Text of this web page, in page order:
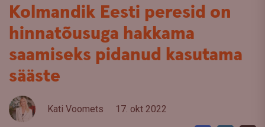
Kolmandik Eesti peresid on
hinnatõusuga hakkama
saamiseks pidanud kasutama
sääste
Kati Voomets 17. okt 2022